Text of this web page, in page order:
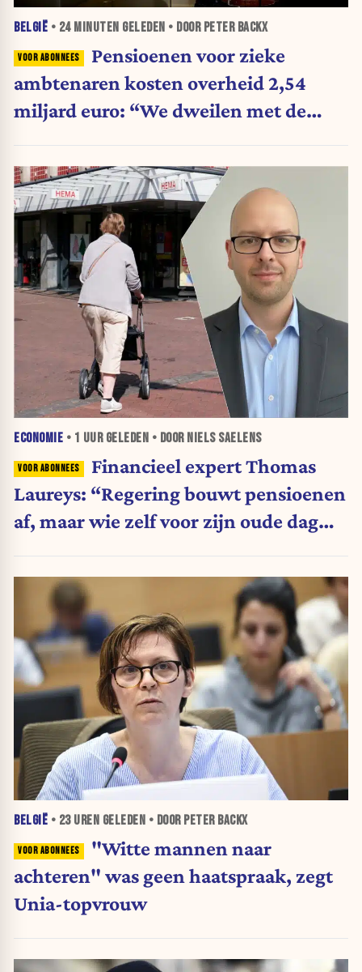
BELGIË • 24 MINUTEN GELEDEN • DOOR PETER BACKX
Pensioenen voor zieke
ambtenaren kosten overheid 2,54
miljard euro: “We dweilen met de
ECONOMIE • 1 UURGELEDEN • DOOR NIELS SAELENS
Financieel expert Thomas
Laureys: “Regering bouwt pensioenen
af, maar wie zelf voor zijn oude dag
BELGIË • 23 UREN GELEDEN • DOOR PETER BACKX
"Witte mannen naar
achteren" was geen haatspraak, zegt
Unia-topvrouw